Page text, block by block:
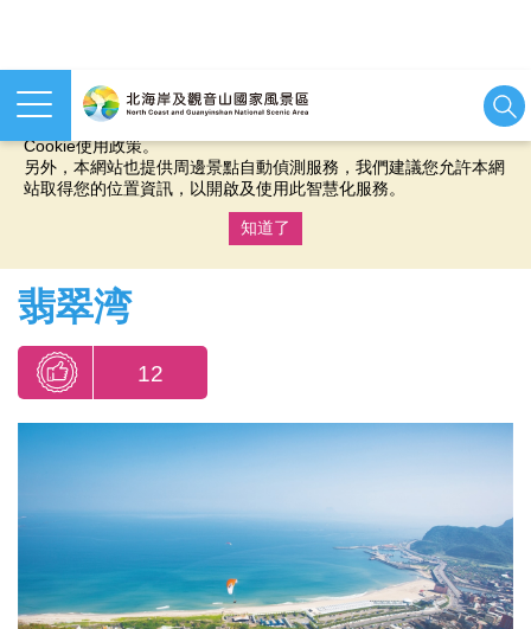
本網站使用cookies等相關技術以持續優化網站服務，並有助於為
您提供更佳的體驗，當您繼續使用本網站即表示您同意我們的
Cookie使用政策。
另外，本網站也提供周邊景點自動偵測服務，我們建議您允許本網
站取得您的位置資訊，以開啟及使用此智慧化服務。
知道了
翡翠湾
12